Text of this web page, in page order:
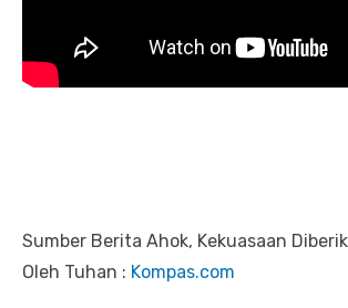
Sumber Berita Ahok, Kekuasaan
Oleh Tuhan : Kompas.com